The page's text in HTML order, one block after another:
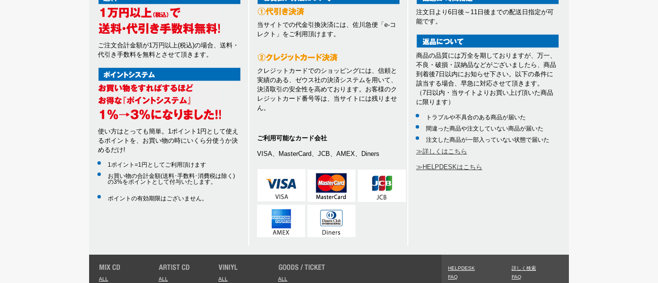
ご注文合計金額が1万円以上(税込)の場合、送料・
代引き手数料を無料とさせて頂きます。
使い方はとっても簡単。1ポイント1円として使え
るポイントを、お買い物の時にいくら分使うか決
めるだけ!
1ポイント=1円としてご利用頂けます
お買い物の合計金額(送料･手数料･消費税は除く)
の3%をポイントとして付与いたします。
ポイントの有効期限はございません。
当サイトでの代金引換決済には、佐川急便「e-コ
レクト」をご利用頂けます。
クレジットカードでのショッピングには、信頼と
実績のある、ゼウス社の決済システムを用いて、
決済取引の安全性を高めております。お客様のク
レジットカード番号等は、当サイトには残りませ
ん。
ご利用可能なカード会社
VISA、MasterCard、JCB、AMEX、Diners
注文日より6日後～11日後までの配送日指定が可
能です。
商品の品質には万全を期しておりますが、万一、
不良・破損・誤納品などがございましたら、商品
到着後7日以内にお知らせ下さい。以下の条件に
該当する場合、早急に対応させて頂きます。
（7日以内・当サイトよりお買い上げ頂いた商品
に限ります）
トラブルや不具合のある商品が届いた
間違った商品や注文していない商品が届いた
注文した商品が一部入っていない状態で届いた
≫詳しくはこちら
≫HELPDESKはこちら
ALL ALL ALL ALL
HELPDESK
FAQ
詳しく検索
FAQ